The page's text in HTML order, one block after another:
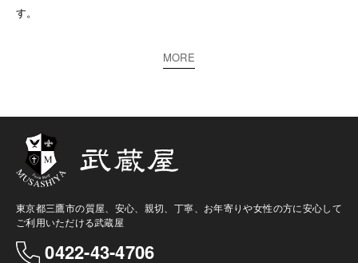
す。
MORE
東京都三鷹市の質屋、安心、親切、丁寧、お年寄りや女性の方に安心して
ご利用いただける武蔵屋
0422-43-4706